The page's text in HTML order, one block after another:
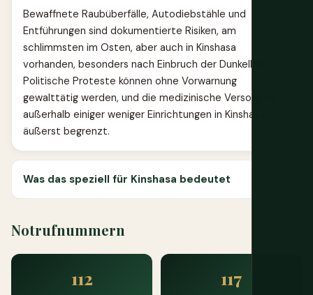
Bewaffnete Raubüberfälle, Autodiebstähle und
Entführungen sind dokumentierte Risiken, am
schlimmsten im Osten, aber auch in Kinshasa
vorhanden, besonders nach Einbruch der Dunkelheit.
Politische Proteste können ohne Vorwarnung
gewalttätig werden, und die medizinische Versorgung
außerhalb einiger weniger Einrichtungen in Kinshasa ist
äußerst begrenzt.
Was das speziell für Kinshasa bedeutet
Notrufnummern
112 117